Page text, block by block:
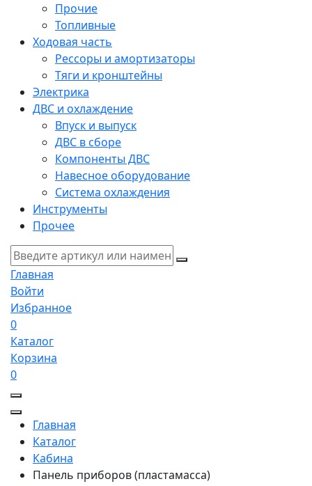
Прочие
Топливные
Ходовая часть
Рессоры и амортизаторы
Тяги и кронштейны
Электрика
ДВС и охлаждение
Впуск и выпуск
ДВС в сборе
Компоненты ДВС
Навесное оборудование
Система охлаждения
Инструменты
Прочее
Главная
Войти
Избранное
0
Каталог
Корзина
0
Главная
Каталог
Кабина
Панель приборов (пластамасса)